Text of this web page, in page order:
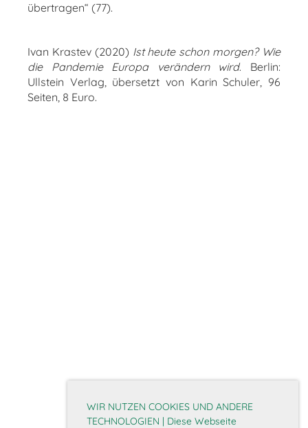
WIR NUTZEN COOKIES UND ANDERE
TECHNOLOGIEN | Diese Webseite
übertragen“ (77).
Ivan Krastev (2020) Ist heute schon morgen? Wie
die Pandemie Europa verändern wird. Berlin:
Ullstein Verlag, übersetzt von Karin Schuler, 96
Seiten, 8 Euro.